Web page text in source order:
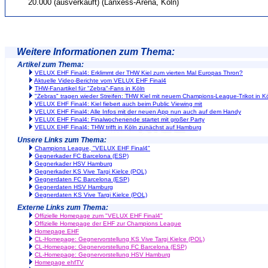
20.000 (ausverkauft) (Lanxess-Arena, Köln)
Weitere Informationen zum Thema:
Artikel zum Thema:
VELUX EHF Final4: Erklimmt der THW Kiel zum vierten Mal Europas Thron?
Aktuelle Video-Berichte vom VELUX EHF Final4
THW-Fanartikel für "Zebra"-Fans in Köln
"Zebras" tragen wieder Streifen: THW Kiel mit neuem Champions-League-Trikot in
VELUX EHF Final4: Kiel fiebert auch beim Public Viewing mit
VELUX EHF Final4: Alle Infos mit der neuen App nun auch auf dem Handy
VELUX EHF Final4: Finalwochenende startet mit großer Party
VELUX EHF Final4: THW trifft in Köln zunächst auf Hamburg
Unsere Links zum Thema:
Champions League, "VELUX EHF Final4"
Gegnerkader FC Barcelona (ESP)
Gegnerkader HSV Hamburg
Gegnerkader KS Vive Targi Kielce (POL)
Gegnerdaten FC Barcelona (ESP)
Gegnerdaten HSV Hamburg
Gegnerdaten KS Vive Targi Kielce (POL)
Externe Links zum Thema:
Offizielle Homepage zum "VELUX EHF Final4"
Offizielle Homepage der EHF zur Champions League
Homepage EHF
CL-Homepage: Gegnervorstellung KS Vive Targi Kielce (POL)
CL-Homepage: Gegnervorstellung FC Barcelona (ESP)
CL-Homepage: Gegnervorstellung HSV Hamburg
Homepage ehfTV